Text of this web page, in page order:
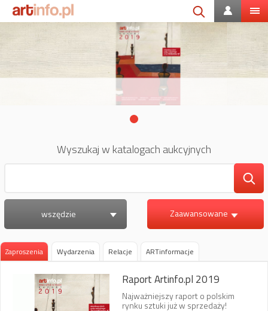
Wyszukaj w katalogach aukcyjnych
wszędzie Zaawansowane
Zaproszenia Wydarzenia Relacje ARTinformacje
Raport Artinfo.pl 2019
Najważniejszy raport o polskim
rynku sztuki już w sprzedaży!